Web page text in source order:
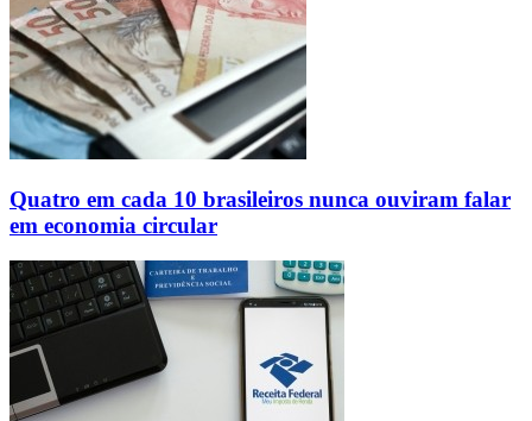
Quatro em cada 10 brasileiros nunca ouviram falar
em economia circular